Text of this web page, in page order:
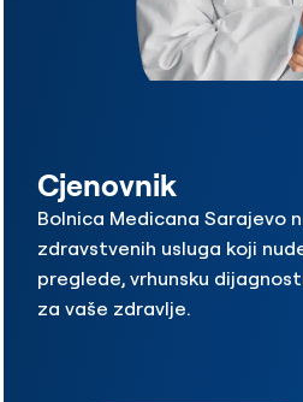
Cjenovnik
Bolnica Medicana Sarajevo
zdravstvenih usluga koji
preglede, vrhunsku
za vaše zdravlje.